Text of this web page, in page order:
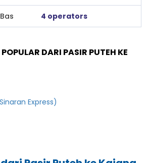
4 operators
DARI PASIR PUTEH KE
Express)